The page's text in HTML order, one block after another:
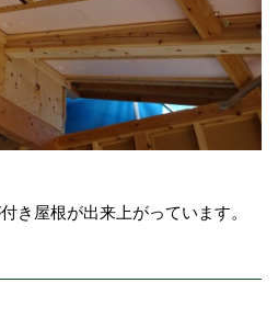
き屋根が出来上がっています。